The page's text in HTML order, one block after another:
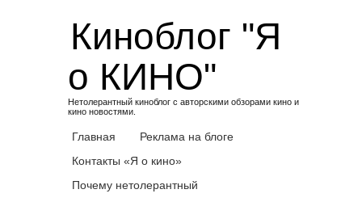
Киноблог "Я
о КИНО"
Нетолерантный киноблог с авторскими обзорами кино и
кино новостями.
Главная
Реклама на блоге
Контакты «Я о кино»
Почему нетолерантный